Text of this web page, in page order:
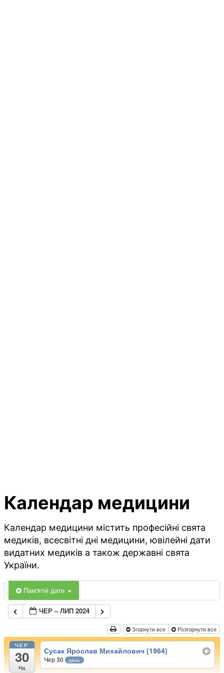
Календар медицини
Календар медицини містить професійні свята
медиків, всесвітні дні медицини, ювілейні дати
видатних медиків а також державні свята
України.
Пам'ятні дати
ЧЕР – ЛИП 2024
Згорнути все Розгорнути все
ЧЕР
30
Нд
Сусак Ярослав Михайлович (1964)
Чер 30 день